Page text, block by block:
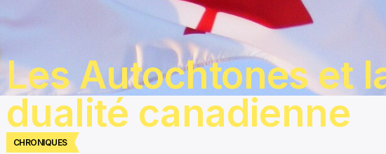
CHRONIQUES
Les Autochtones et
dualité canadienne